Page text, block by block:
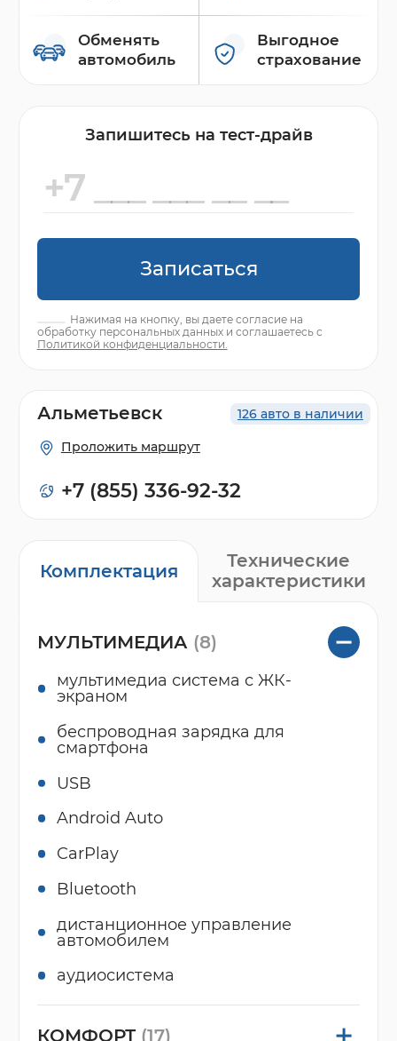
Обменять
автомобиль
Выгодное
страхование
Запишитесь на тест-драйв
Записаться
Нажимая на кнопку, вы даете согласие на
обработку персональных данных и соглашаетесь с
Политикой конфиденциальности.
Комплектация
Технические
характеристики
МУЛЬТИМЕДИА (8)
мультимедиа система с ЖК-
экраном
беспроводная зарядка для
смартфона
USB
Android Auto
CarPlay
Bluetooth
дистанционное управление
автомобилем
аудиосистема
КОМФОРТ (17)
126 авто в наличии
Альметьевск
Проложить маршрут
+7 (855) 336-92-32